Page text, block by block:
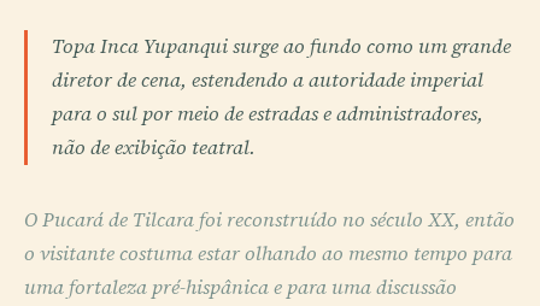
Topa Inca Yupanqui surge ao fundo como um grande
diretor de cena, estendendo a autoridade imperial
para o sul por meio de estradas e administradores,
não de exibição teatral.
O Pucará de Tilcara foi reconstruído no século XX, então
o visitante costuma estar olhando ao mesmo tempo para
uma fortaleza pré-hispânica e para uma discussão